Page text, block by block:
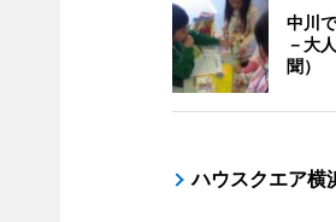
中川
－大
聞）
ハウスクエア横